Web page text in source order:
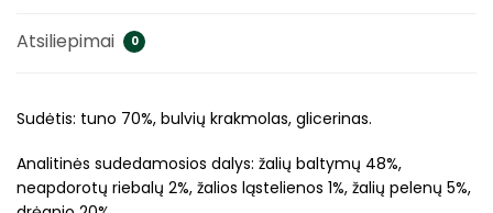
Atsiliepimai 0
Sudėtis: tuno 70%, bulvių krakmolas, glicerinas.
Analitinės sudedamosios dalys: žalių baltymų 48%,
neapdorotų riebalų 2%, žalios ląstelienos 1%, žalių pelenų 5%,